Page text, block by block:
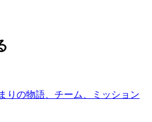
りの物語、チーム、ミッション